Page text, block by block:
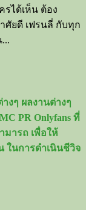
ได้เห็น ต้อง
ศัยดี เฟรนลี่ กับทุก
งๆ ผลงานต่างๆ
PR Onlyfans ที่
มารถ เพื่อให้
ในการดำเนินชีวิจ